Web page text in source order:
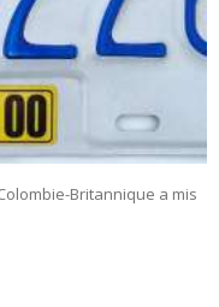
Britannique a mis